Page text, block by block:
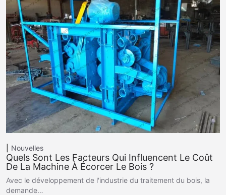
Nouvelles
Quels Sont Les Facteurs Qui Influencent Le Coût
De La Machine À Écorcer Le Bois ?
Avec le développement de l'industrie du traitement du bois, la
demande…